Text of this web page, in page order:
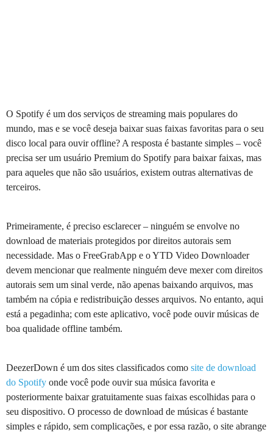
O Spotify é um dos serviços de streaming mais populares do
mundo, mas e se você deseja baixar suas faixas favoritas para o seu
disco local para ouvir offline? A resposta é bastante simples – você
precisa ser um usuário Premium do Spotify para baixar faixas, mas
para aqueles que não são usuários, existem outras alternativas de
terceiros.
Primeiramente, é preciso esclarecer – ninguém se envolve no
download de materiais protegidos por direitos autorais sem
necessidade. Mas o FreeGrabApp e o YTD Video Downloader
devem mencionar que realmente ninguém deve mexer com direitos
autorais sem um sinal verde, não apenas baixando arquivos, mas
também na cópia e redistribuição desses arquivos. No entanto, aqui
está a pegadinha; com este aplicativo, você pode ouvir músicas de
boa qualidade offline também.
DeezerDown é um dos sites classificados como site de download
do Spotify onde você pode ouvir sua música favorita e
posteriormente baixar gratuitamente suas faixas escolhidas para o
seu dispositivo. O processo de download de músicas é bastante
simples e rápido, sem complicações, e por essa razão, o site abrange